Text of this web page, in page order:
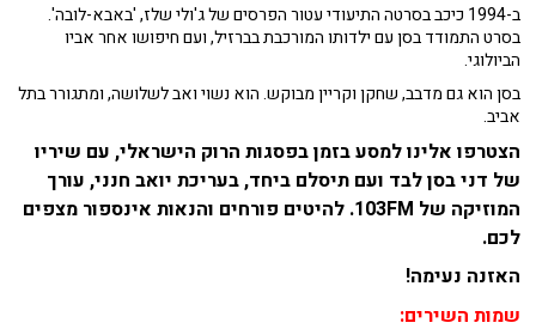
ב-1994 כיכב בסרטה התיעודי עטור הפרסים של ג'ולי שלז, 'באבא-לובה'.
בסרט התמודד בסן עם ילדותו המורכבת בברזיל, ועם חיפושו אחר אביו
הביולוגי.
בסן הוא גם מדבב, שחקן וקריין מבוקש. הוא נשוי ואב לשלושה, ומתגורר בתל
אביב.
הצטרפו אלינו למסע בזמן בפסגות הרוק הישראלי, עם שיריו
של דני בסן לבד ועם תיסלם ביחד, בעריכת יואב חנני, עורך
המוזיקה של 103FM. להיטים פורחים והנאות אינספור מצפים
לכם.
האזנה נעימה!
שמות השירים: